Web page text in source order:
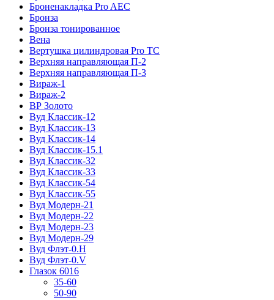
Броненакладка Pro AEC
Бронза
Бронза тонированное
Вена
Вертушка цилиндровая Pro TC
Верхняя направляющая П-2
Верхняя направляющая П-3
Вираж-1
Вираж-2
ВР Золото
Вуд Классик-12
Вуд Классик-13
Вуд Классик-14
Вуд Классик-15.1
Вуд Классик-32
Вуд Классик-33
Вуд Классик-54
Вуд Классик-55
Вуд Модерн-21
Вуд Модерн-22
Вуд Модерн-23
Вуд Модерн-29
Вуд Флэт-0.H
Вуд Флэт-0.V
Глазок 6016
35-60
50-90